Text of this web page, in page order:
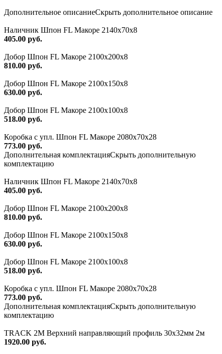
Дополнительное описаниеСкрыть дополнительное описание
Наличник Шпон FL Макоре 2140х70х8
405.00 руб.
Добор Шпон FL Макоре 2100х200х8
810.00 руб.
Добор Шпон FL Макоре 2100х150х8
630.00 руб.
Добор Шпон FL Макоре 2100х100х8
518.00 руб.
Коробка с упл. Шпон FL Макоре 2080х70х28
773.00 руб.
Дополнительная комплектацияСкрыть дополнительную
комплектацию
Наличник Шпон FL Макоре 2140х70х8
405.00 руб.
Добор Шпон FL Макоре 2100х200х8
810.00 руб.
Добор Шпон FL Макоре 2100х150х8
630.00 руб.
Добор Шпон FL Макоре 2100х100х8
518.00 руб.
Коробка с упл. Шпон FL Макоре 2080х70х28
773.00 руб.
Дополнительная комплектацияСкрыть дополнительную
комплектацию
TRACK 2M Верхний направляющий профиль 30х32мм 2м
1920.00 руб.